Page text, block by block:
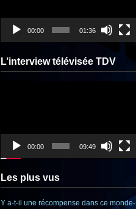
00:00 01:36
L’interview télévisée TDV
00:00 09:49
Les plus vus
Y a-t-il une récompense dans ce monde-